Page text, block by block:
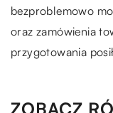
bezproblemowo
oraz zamówienia
przygotowania